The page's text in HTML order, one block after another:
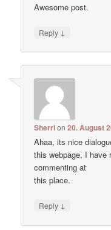
Awesome post.
Reply ↓
Sherrion20. August
Ahaa, its nice
this webpage, I have
commenting at
this place.
Reply ↓